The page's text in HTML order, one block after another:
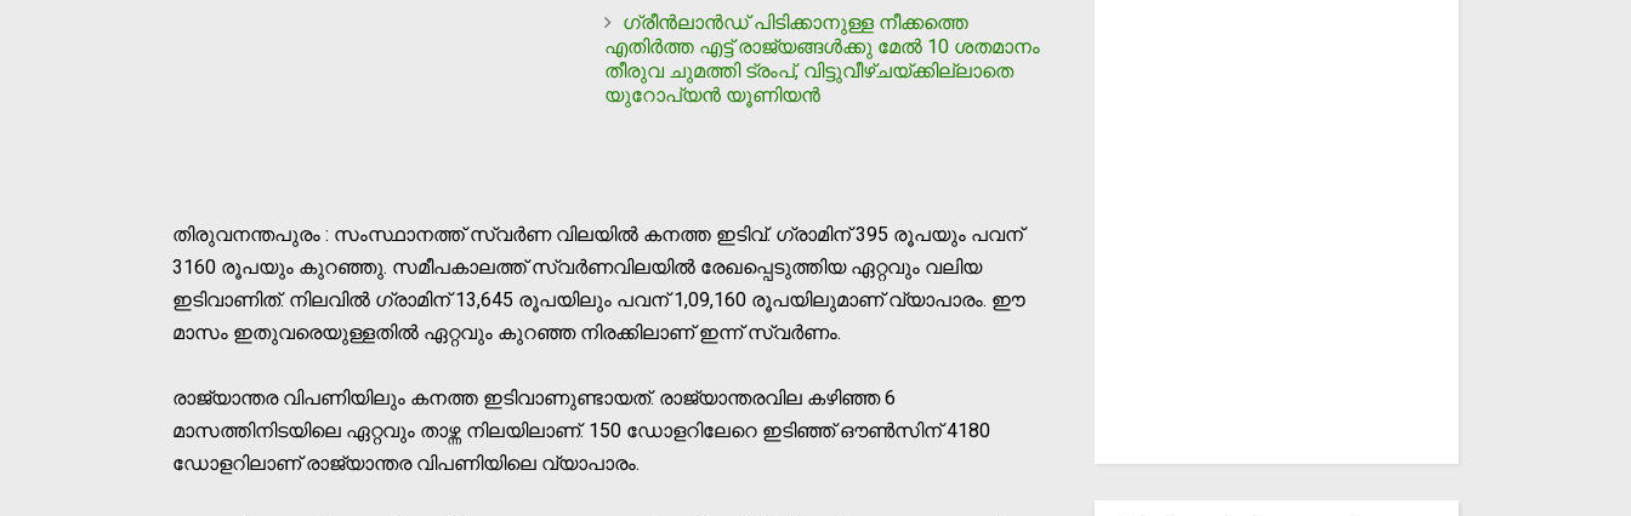
ഗ്രീന്‍ലാന്‍ഡ് പിടിക്കാനുള്ള നീക്കത്തെ
എതിര്‍ത്ത എട്ട് രാജ്യങ്ങള്‍ക്കു മേല്‍ 10 ശതമാനം
തീരുവ ചുമത്തി ട്രംപ്, വിട്ടുവീഴ്ചയ്ക്കില്ലാതെ
യുറോപ്യന്‍ യൂണിയന്‍
തിരുവനന്തപുരം : സംസ്ഥാനത്ത് സ്വര്‍ണ വിലയില്‍ കനത്ത ഇടിവ്. ഗ്രാമിന് 395 രൂപയും പവന്
3160 രൂപയും കുറഞ്ഞു. സമീപകാലത്ത് സ്വര്‍ണവിലയില്‍ രേഖപ്പെടുത്തിയ ഏറ്റവും വലിയ
ഇടിവാണിത്. നിലവില്‍ ഗ്രാമിന് 13,645 രൂപയിലും പവന് 1,09,160 രൂപയിലുമാണ് വ്യാപാരം. ഈ
മാസം ഇതുവരെയുള്ളതില്‍ ഏറ്റവും കുറഞ്ഞ നിരക്കിലാണ് ഇന്ന് സ്വര്‍ണം.
രാജ്യാന്തര വിപണിയിലും കനത്ത ഇടിവാണുണ്ടായത്. രാജ്യാന്തരവില കഴിഞ്ഞ 6
മാസത്തിനിടയിലെ ഏറ്റവും താഴ്ന്ന നിലയിലാണ്. 150 ഡോളറിലേറെ ഇടിഞ്ഞ് ഔൺസിന് 4180
ഡോളറിലാണ് രാജ്യാന്തര വിപണിയിലെ വ്യാപാരം.